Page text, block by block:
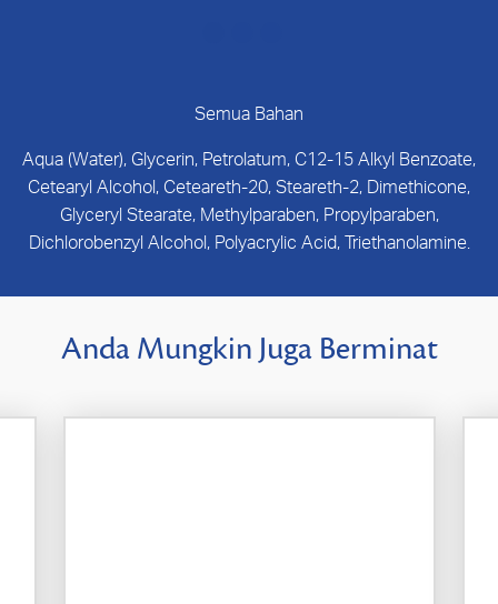
Semua Bahan
Aqua (Water), Glycerin, Petrolatum, C12-15 Alkyl Benzoate,
Cetearyl Alcohol, Ceteareth-20, Steareth-2, Dimethicone,
Glyceryl Stearate, Methylparaben, Propylparaben,
Dichlorobenzyl Alcohol, Polyacrylic Acid, Triethanolamine.
Anda Mungkin Juga Berminat